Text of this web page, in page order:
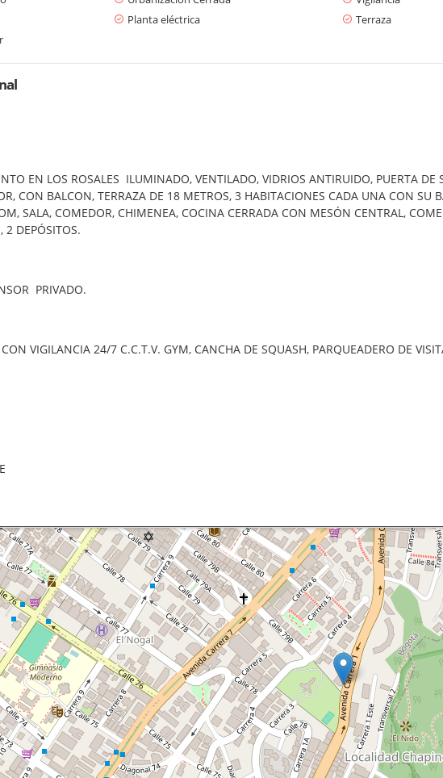
Planta eléctrica Terraza
EN LOS ROSALES ILUMINADO, VENTILADO, VIDRIOS ANTIRUIDO, PUERTA DE
CON BALCON, TERRAZA DE 18 METROS, 3 HABITACIONES CADA UNA CON
SALA, COMEDOR, CHIMENEA, COCINA CERRADA CON MESÓN CENTRAL,
2 DEPÓSITOS.
PRIVADO.
VIGILANCIA 24/7 C.C.T.V. GYM, CANCHA DE SQUASH, PARQUEADERO DE